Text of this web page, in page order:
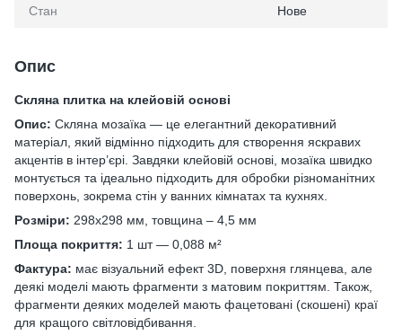
Стан Нове
Опис
Скляна плитка на клейовій основі
Опис: Скляна мозаїка — це елегантний декоративний
матеріал, який відмінно підходить для створення яскравих
акцентів в інтер’єрі. Завдяки клейовій основі, мозаїка швидко
монтується та ідеально підходить для обробки різноманітних
поверхонь, зокрема стін у ванних кімнатах та кухнях.
Розміри: 298х298 мм, товщина – 4,5 мм
Площа покриття: 1 шт — 0,088 м²
Фактура: має візуальний ефект 3D, поверхня глянцева, але
деякі моделі мають фрагменти з матовим покриттям. Також,
фрагменти деяких моделей мають фацетовані (скошені) краї
для кращого світловідбивання.